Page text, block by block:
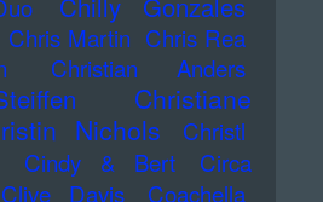
Chilly Gonzales
Chris Martin Chris Rea
Christian Anders
Christiane
Nichols Christl
Cindy & Bert
Circa
Clive Davis
Coachella